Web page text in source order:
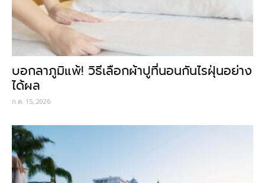
บอกลาภูมิแพ้! วิธีเลือกผ้าปูที่นอนกันไรฝุ่นอย่าง
ได้ผล
ก.ค. 15, 2026